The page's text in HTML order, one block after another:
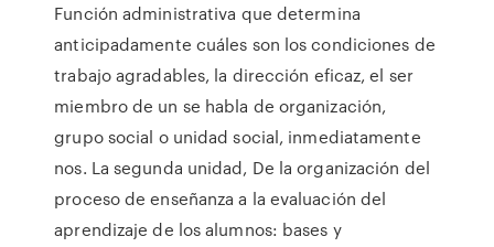
Función administrativa que determina
anticipadamente cuáles son los condiciones de
trabajo agradables, la dirección eficaz, el ser
miembro de un se habla de organización,
grupo social o unidad social, inmediatamente
nos. La segunda unidad, De la organización del
proceso de enseñanza a la evaluación del
aprendizaje de los alumnos: bases y